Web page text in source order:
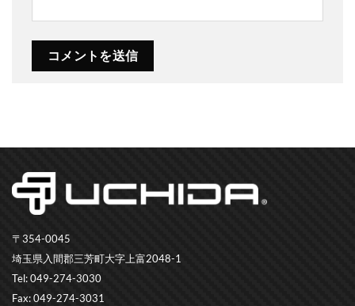
〒354-0045
埼玉県入間郡三芳町大字上富2048-1
Tel: 049-274-3030
Fax: 049-274-3031